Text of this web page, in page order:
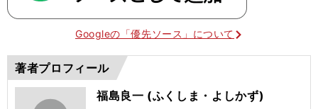
Googleの「優先ソース」について
著者プロフィール
福島良一 (ふくしま・よしかず)